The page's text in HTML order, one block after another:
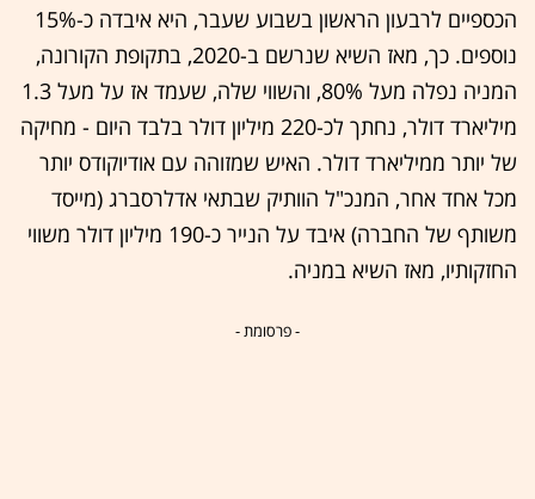
הכספיים לרבעון הראשון בשבוע שעבר, היא איבדה כ-15%
נוספים. כך, מאז השיא שנרשם ב-2020, בתקופת הקורונה,
המניה נפלה מעל 80%, והשווי שלה, שעמד אז על מעל 1.3
מיליארד דולר, נחתך לכ-220 מיליון דולר בלבד היום - מחיקה
של יותר ממיליארד דולר. האיש שמזוהה עם אודיוקודס יותר
מכל אחד אחר, המנכ"ל הוותיק שבתאי אדלרסברג (מייסד
משותף של החברה) איבד על הנייר כ-190 מיליון דולר משווי
החזקותיו, מאז השיא במניה.
- פרסומת -